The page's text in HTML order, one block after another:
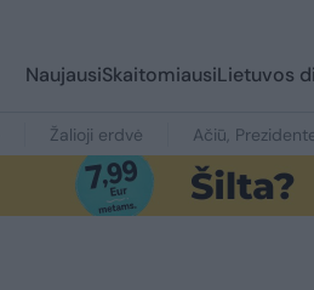
NaujausiSkaitomiausiLietuvos
Žalioji erdvė Ačiū,